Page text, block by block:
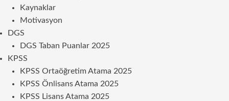
Kaynaklar
Motivasyon
DGS
DGS Taban Puanlar 2025
KPSS
KPSS Ortaöğretim Atama 2025
KPSS Önlisans Atama 2025
KPSS Lisans Atama 2025